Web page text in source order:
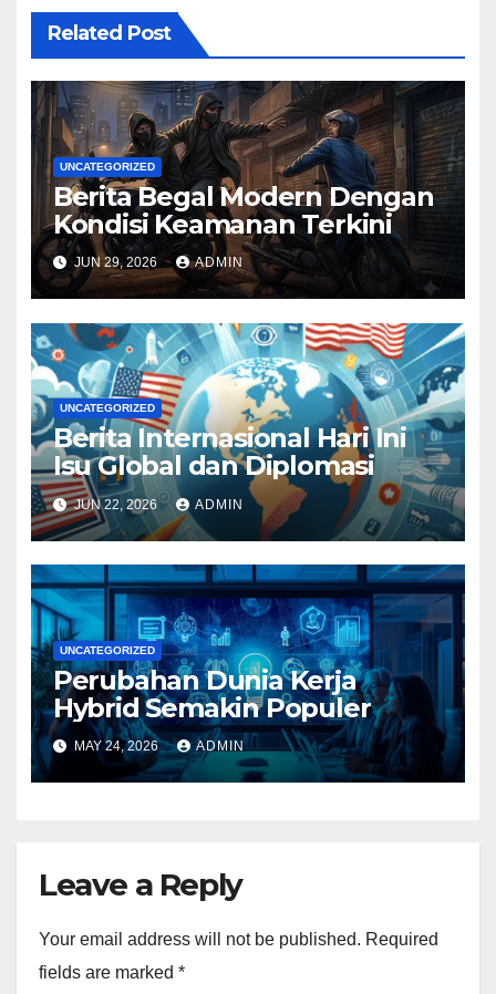
Related Post
UNCATEGORIZED
Berita Begal Modern Dengan
Kondisi Keamanan Terkini
JUN 29, 2026 ADMIN
UNCATEGORIZED
Berita Internasional Hari Ini
Isu Global dan Diplomasi
JUN 22, 2026 ADMIN
UNCATEGORIZED
Perubahan Dunia Kerja
Hybrid Semakin Populer
MAY 24, 2026 ADMIN
Leave a Reply
Your email address will not be published. Required
fields are marked *